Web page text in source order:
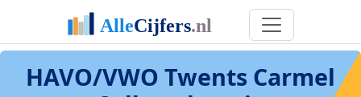
HAVO/VWO Twents Carmel